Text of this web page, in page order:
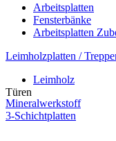
Arbeitsplatten
Fensterbänke
Arbeitsplatten
Leimholzplatten /
Leimholz
Mineralwerkstoff
3-Schichtplatten
Türen